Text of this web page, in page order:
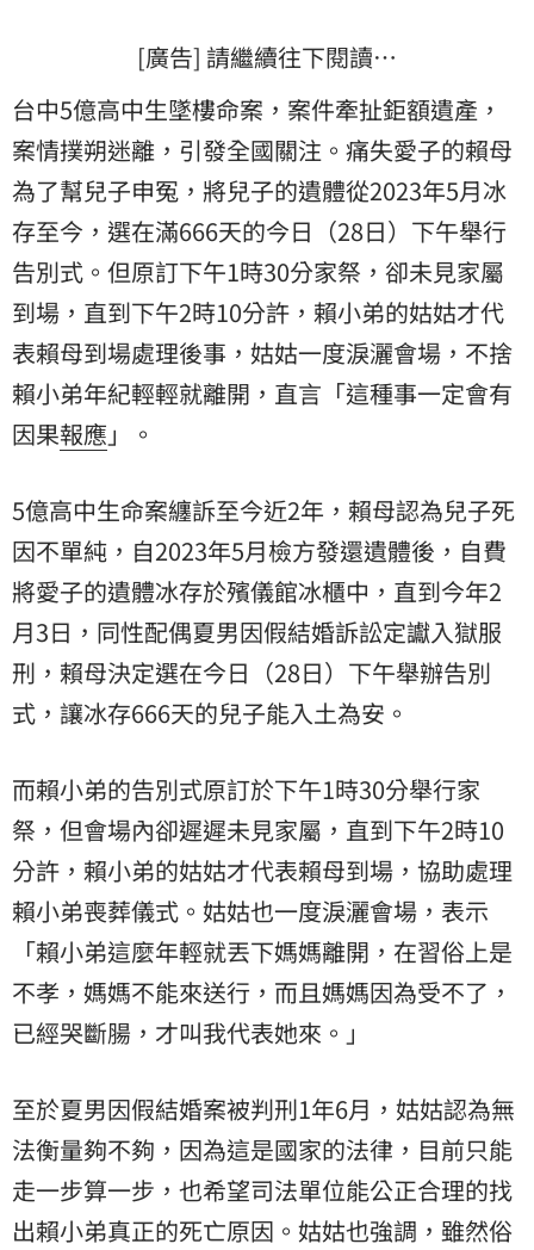
[廣告] 請繼續往下閱讀…
台中5億高中生墜樓命案，案件牽扯鉅額遺產，
案情撲朔迷離，引發全國關注。痛失愛子的賴母
為了幫兒子申冤，將兒子的遺體從2023年5月冰
存至今，選在滿666天的今日（28日）下午舉行
告別式。但原訂下午1時30分家祭，卻未見家屬
到場，直到下午2時10分許，賴小弟的姑姑才代
表賴母到場處理後事，姑姑一度淚灑會場，不捨
賴小弟年紀輕輕就離開，直言「這種事一定會有
因果報應 」。
5億高中生命案纏訴至今近2年，賴母認為兒子死
因不單純，自2023年5月檢方發還遺體後，自費
將愛子的遺體冰存於殯儀館冰櫃中，直到今年2
月3日，同性配偶夏男因假結婚訴訟定讞入獄服
刑，賴母決定選在今日（28日）下午舉辦告別
式，讓冰存666天的兒子能入土為安。
而賴小弟的告別式原訂於下午1時30分舉行家
祭，但會場內卻遲遲未見家屬，直到下午2時10
分許，賴小弟的姑姑才代表賴母到場，協助處理
賴小弟喪葬儀式。姑姑也一度淚灑會場，表示
「賴小弟這麼年輕就丟下媽媽離開，在習俗上是
不孝，媽媽不能來送行，而且媽媽因為受不了，
已經哭斷腸，才叫我代表她來。」
至於夏男因假結婚案被判刑1年6月，姑姑認為無
法衡量夠不夠，因為這是國家的法律，目前只能
走一步算一步，也希望司法單位能公正合理的找
出賴小弟真正的死亡原因。姑姑也強調，雖然俗